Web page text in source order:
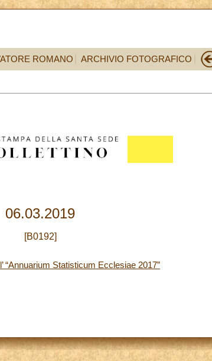
ROMANO ARCHIVIO FOTOGRAFICO
06.03.2019
[B0192]
“Annuarium Statisticum Ecclesiae 2017”